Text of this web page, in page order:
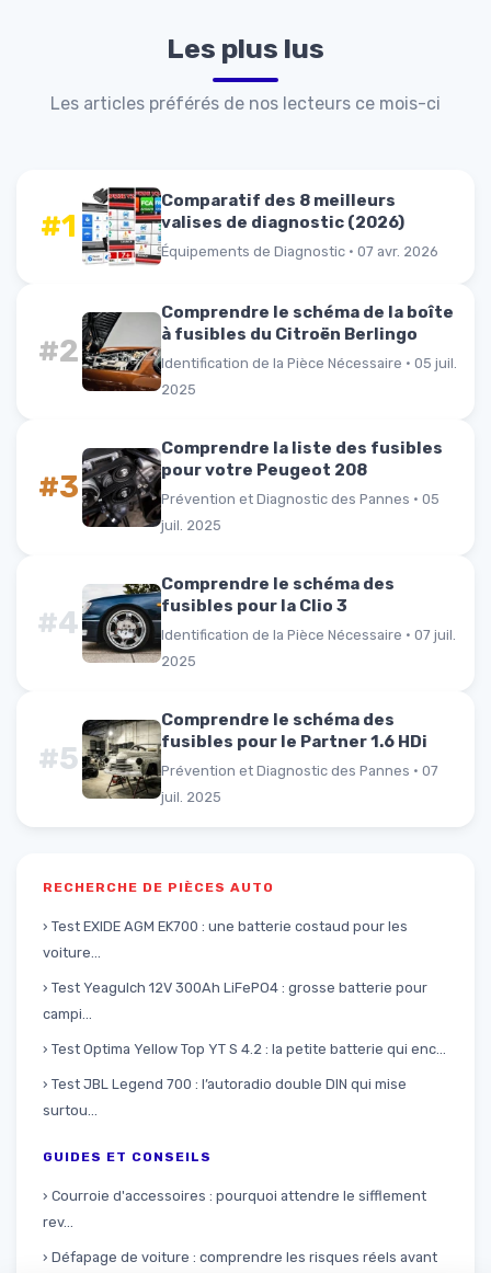
Les plus lus
Les articles préférés de nos lecteurs ce mois-ci
#1
Comparatif des 8 meilleurs
valises de diagnostic (2026)
Équipements de Diagnostic · 07 avr. 2026
#2
Comprendre le schéma de la boîte
à fusibles du Citroën Berlingo
Identification de la Pièce Nécessaire · 05 juil.
2025
#3
Comprendre la liste des fusibles
pour votre Peugeot 208
Prévention et Diagnostic des Pannes · 05
juil. 2025
#4
Comprendre le schéma des
fusibles pour la Clio 3
Identification de la Pièce Nécessaire · 07 juil.
2025
#5
Comprendre le schéma des
fusibles pour le Partner 1.6 HDi
Prévention et Diagnostic des Pannes · 07
juil. 2025
RECHERCHE DE PIÈCES AUTO
› Test EXIDE AGM EK700 : une batterie costaud pour les
voiture...
› Test Yeagulch 12V 300Ah LiFePO4 : grosse batterie pour
campi...
› Test Optima Yellow Top YT S 4.2 : la petite batterie qui enc...
› Test JBL Legend 700 : l’autoradio double DIN qui mise
surtou...
GUIDES ET CONSEILS
› Courroie d'accessoires : pourquoi attendre le sifflement
rev...
› Défapage de voiture : comprendre les risques réels avant